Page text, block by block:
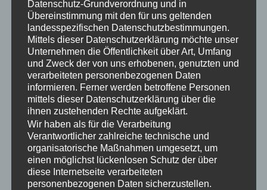
Energieholztechniken vom Hacker bis zum
vollautomatischen Spaltgerät. Abgerundet wird das
Angebot Energieholz der Tagung durch einen
Arbeitskreis „Holzenergie: Von der Vision zur
Praxis“.
Die Fachexkursion – Forstliche
Holzerntesysteme im Geländeeinsatz
Ergänzt wird der Messeteil bei der 15. KWF-Tagung
durch die bewährte Fachexkursion.
Nur wenige Kilometer vom Messeareal entfernt
werden den Fachbesuchern auf einem mehr als 12
km langen Rundkurs moderne Holzerntesysteme im
Datenschutz-Grundverordnung und in
Übereinstimmung mit den für uns geltenden
landesspezifischen Datenschutzbestimmungen.
Mittels dieser Datenschutzerklärung möchte unser
Unternehmen die Öffentlichkeit über Art, Umfang
und Zweck der von uns erhobenen, genutzten und
verarbeiteten personenbezogenen Daten
informieren. Ferner werden betroffene Personen
mittels dieser Datenschutzerklärung über die
ihnen zustehenden Rechte aufgeklärt.
Wir haben als für die Verarbeitung
Verantwortlicher zahlreiche technische und
organisatorische Maßnahmen umgesetzt, um
einen möglichst lückenlosen Schutz der über
diese Internetseite verarbeiteten
personenbezogenen Daten sicherzustellen.